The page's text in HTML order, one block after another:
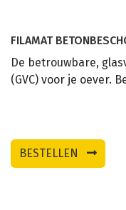
FILAMAT
De betrouwbare,
(GVC) voor je oever.
BESTELLEN